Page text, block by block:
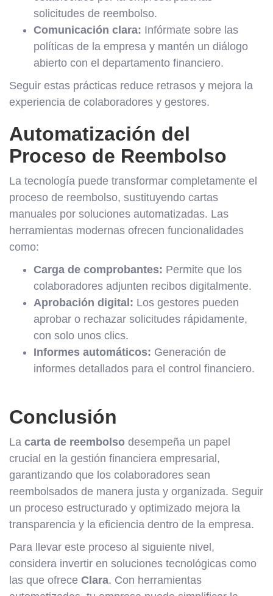
solicitudes de reembolso.
Comunicación clara: Infórmate sobre las
políticas de la empresa y mantén un diálogo
abierto con el departamento financiero.
Seguir estas prácticas reduce retrasos y mejora la
experiencia de colaboradores y gestores.
Automatización del
Proceso de Reembolso
La tecnología puede transformar completamente el
proceso de reembolso, sustituyendo cartas
manuales por soluciones automatizadas. Las
herramientas modernas ofrecen funcionalidades
como:
Carga de comprobantes: Permite que los
colaboradores adjunten recibos digitalmente.
Aprobación digital: Los gestores pueden
aprobar o rechazar solicitudes rápidamente,
con solo unos clics.
Informes automáticos: Generación de
informes detallados para el control financiero.
Conclusión
La carta de reembolso desempeña un papel
crucial en la gestión financiera empresarial,
garantizando que los colaboradores sean
reembolsados de manera justa y organizada. Seguir
un proceso estructurado y optimizado mejora la
transparencia y la eficiencia dentro de la empresa.
Para llevar este proceso al siguiente nivel,
considera invertir en soluciones tecnológicas como
las que ofrece Clara. Con herramientas